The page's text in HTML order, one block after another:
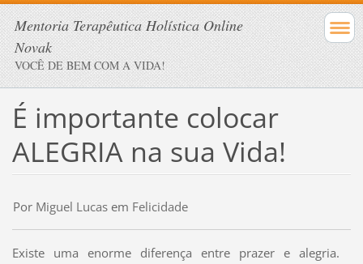
Mentoria Terapêutica Holística Online
Novak
VOCÊ DE BEM COM A VIDA!
É importante colocar
ALEGRIA na sua Vida!
Por Miguel Lucasem Felicidade
Existe uma enorme diferença entre prazer e alegria.